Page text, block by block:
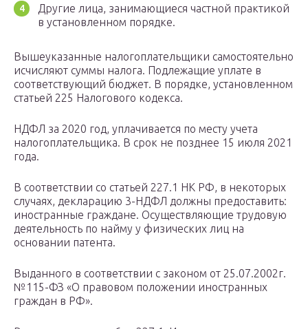
Другие лица, занимающиеся частной практикой
в установленном порядке.
Вышеуказанные налогоплательщики самостоятельно
исчисляют суммы налога. Подлежащие уплате в
соответствующий бюджет. В порядке, установленном
статьей 225 Налогового кодекса.
НДФЛ за 2020 год, уплачивается по месту учета
налогоплательщика. В срок не позднее 15 июля 2021
года.
В соответствии со статьей 227.1 НК РФ, в некоторых
случаях, декларацию 3-НДФЛ должны предоставить:
иностранные граждане. Осуществляющие трудовую
деятельность по найму у физических лиц на
основании патента.
Выданного в соответствии с законом от 25.07.2002г.
№115-ФЗ «О правовом положении иностранных
граждан в РФ».